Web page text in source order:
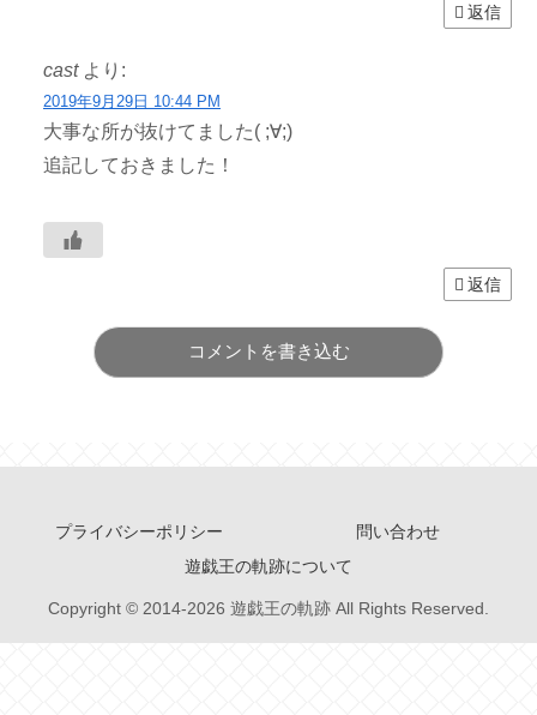
返信
cast より:
2019年9月29日 10:44 PM
大事な所が抜けてました( ;∀;)
追記しておきました！
返信
コメントを書き込む
プライバシーポリシー
問い合わせ
遊戯王の軌跡について
Copyright © 2014-2026 遊戯王の軌跡 All Rights Reserved.